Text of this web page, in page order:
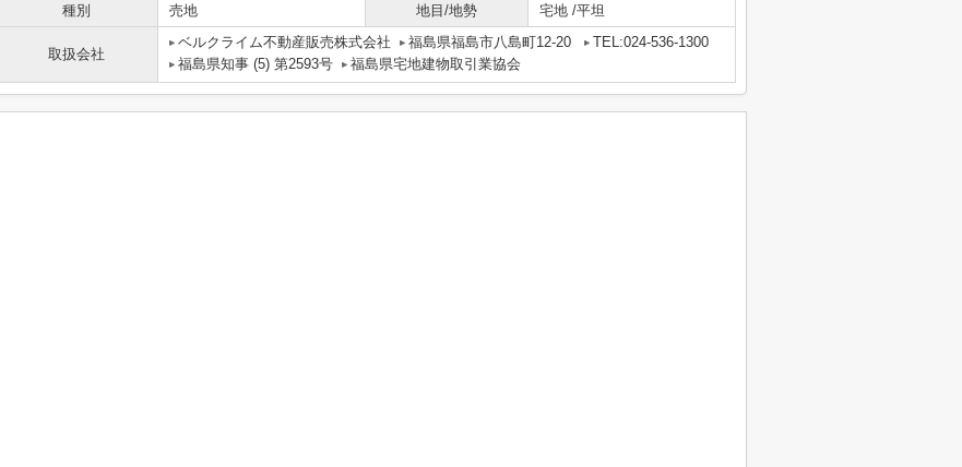
種別
売地 地目/地勢 宅地 /平坦
取扱会社
ベルクライム不動産販売株式会社 福島県福島市八島町12-20
TEL:024-536-1300
福島県知事 (5) 第2593号
福島県宅地建物取引業協会